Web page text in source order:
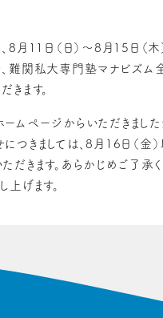
8月11日（日）～8月15日（木
難関私大専門塾マナビズム
きます。
ームページからいただきまし
つきましては、8月16日（金
だきます。あらかじめご了承
上げます。